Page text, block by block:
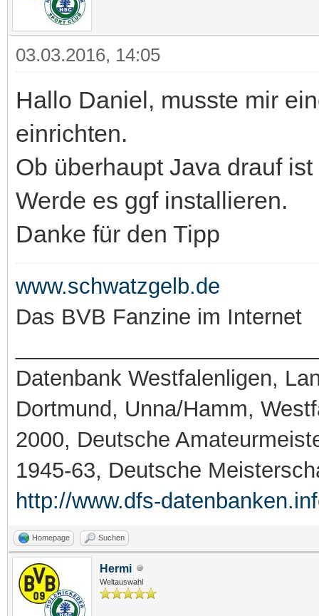
03.03.2016, 14:05
Hallo Daniel, musste mir
einrichten.
Ob überhaupt Java drauf
Werde es ggf installieren.
Danke für den Tipp
www.schwatzgelb.de
Das BVB Fanzine im Internet
Datenbank Westfalenligen,
Dortmund, Unna/Hamm,
2000, Deutsche
1945-63, Deutsche
http://www.dfs-
Homepage Suchen
Hermi
Weltauswahl